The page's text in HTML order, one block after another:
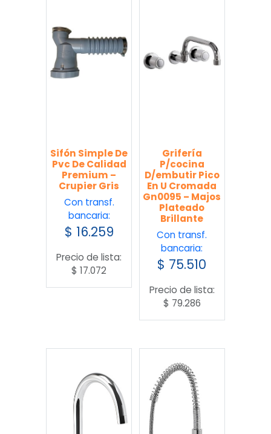
Sifón Simple De
Pvc De Calidad
Premium –
Crupier Gris
Con transf.
bancaria:
$ 16.259
Precio de lista:
$ 17.072
Grifería
P/cocina
D/embutir Pico
En U Cromada
Gn0095 – Majos
Plateado
Brillante
Con transf.
bancaria:
$ 75.510
Precio de lista:
$ 79.286